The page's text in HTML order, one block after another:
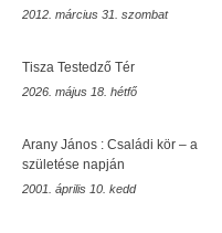
2012. március 31. szombat
Tisza Testedző Tér
2026. május 18. hétfő
Arany János : Családi kör – a
születése napján
2001. április 10. kedd